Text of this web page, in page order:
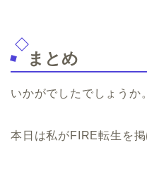
まとめ
いかがでしたでしょうか。
本日は私がFIRE転生を